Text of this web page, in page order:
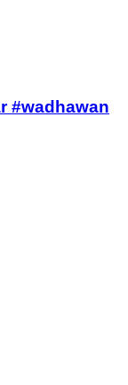
#wadhawan